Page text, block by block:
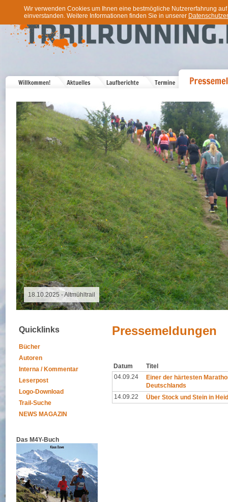
Wir verwenden Cookies um Ihnen eine bestmögliche Nutzererfahrung
einverstanden. Weitere Informationen finden Sie in unserer
06.08.2026 - Special Event
Quicklinks
Bücher
Autoren
Interna / Kommentar
Leserpost
Logo-Download
Trail-Suche
NEWS MAGAZIN
Das M4Y-Buch
Pressemeldungen
Datum
Titel
04.09.24
Einer der härtesten
Deutschlands
14.09.22
Über Stock und Stein in